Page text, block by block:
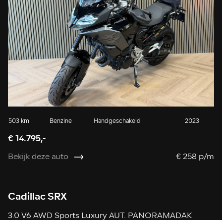
503 km Benzine Handgeschakeld 2023
€ 14.795,-
Bekijk deze auto € 258 p/m
Cadillac SRX
3.0 V6 AWD Sports Luxury AUT. PANORAMADAK